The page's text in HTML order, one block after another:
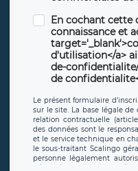
En cochant cette
connaissance et
d'utilisation</a>
de-
de
Le présent formulaire
sur le site. La base légale de
relation contractuelle
des données sont le
et le service technique en
le sous-traitant Scalingo
personne légalement